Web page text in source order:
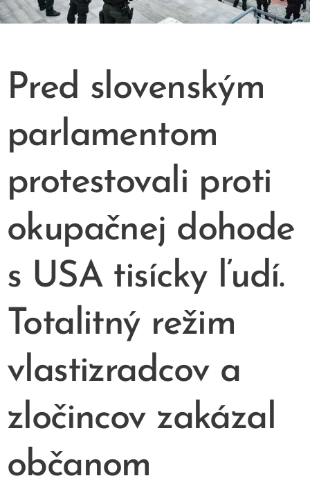
Pred slovenským
parlamentom
protestovali proti
okupačnej dohode
s USA tisícky ľudí.
Totalitný režim
vlastizradcov a
zločincov zakázal
občanom